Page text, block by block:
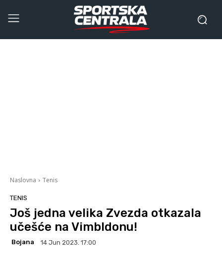
Naslovna Tenis
TENIS
Još jedna velika Zvezda otkazala
učešće na Vimbldonu!
Bojana 14 Jun 2023. 17:00